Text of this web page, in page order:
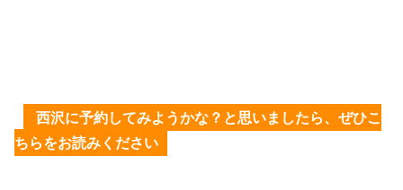
西沢に予約してみようかな？と思いましたら、ぜひこ
ちらをお読みください